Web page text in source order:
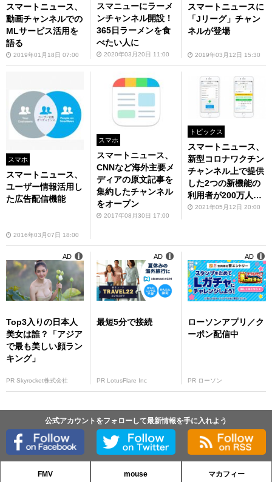
スマートニュース、
動画チャンネルでの
MLサービス活用を
語る
2019年01月18日 07:00
スマニューにラーメ
ンチャンネル開設！
365日ラーメンを食
べたい人に
2020年03月20日 11:00
スマートニュースに
「Jリーグ」チャン
ネルが登場
2019年03月12日 15:30
スマホ
スマートニュース、
ユーザー情報活用し
た広告配信機能
2016年03月07日 18:00
スマホ
スマートニュース、
CNNなど海外主要メ
ディアの原文記事を
集約したチャンネル
をオープン
2017年08月30日 17:00
トピックス
スマートニュース、
新型コロナワクチン
チャンネル上で提供
した2つの新機能の
利用者が200万人を
突破2021年05月12日 20:00
Top3入りの日本人
美女は誰？「アジア
で最も美しい顔ラン
キング」
PR Skyrocket株式会社
AD
最短5分で接続
PR LotusFlare Inc
AD
ローソンアプリ／ク
ーポン配信中
PR ローソン
AD
公式アカウントをフォローして最新情報を手に入れよう
FMV mouse マカフィー